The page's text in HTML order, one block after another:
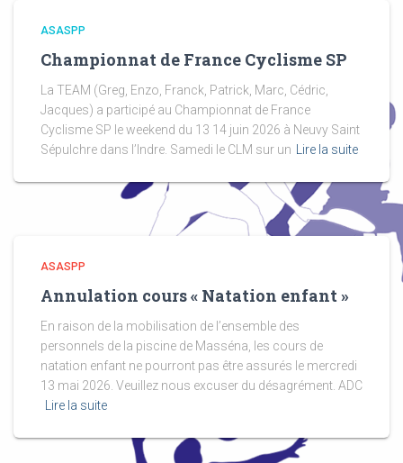
ASASPP
Championnat de France Cyclisme SP
La TEAM (Greg, Enzo, Franck, Patrick, Marc, Cédric,
Jacques) a participé au Championnat de France
Cyclisme SP le weekend du 13 14 juin 2026 à Neuvy Saint
Sépulchre dans l’Indre. Samedi le CLM sur un
Lire la suite
ASASPP
Annulation cours « Natation enfant »
En raison de la mobilisation de l’ensemble des
personnels de la piscine de Masséna, les cours de
natation enfant ne pourront pas être assurés le mercredi
13 mai 2026. Veuillez nous excuser du désagrément. ADC
Lire la suite